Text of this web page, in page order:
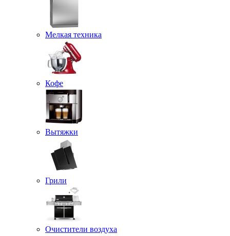
Мелкая техника
Кофе
Вытяжки
Грили
Очистители воздуха